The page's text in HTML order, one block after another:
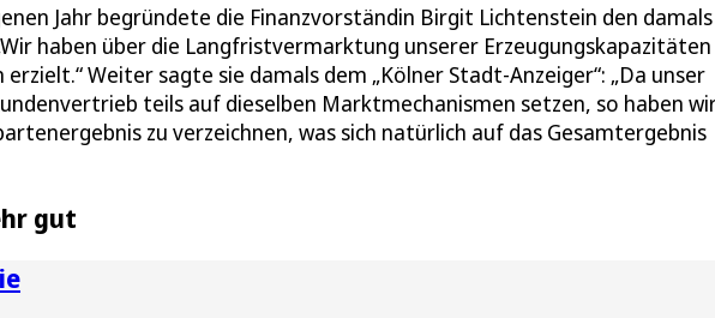
Jahr begründete die Finanzvorständin Birgit Lichtenstein den damals
haben über die Langfristvermarktung unserer Erzeugungskapazitäten
Weiter sagte sie damals dem „Kölner Stadt-Anzeiger“: „Da unser
teils auf dieselben Marktmechanismen setzen, so haben
zu verzeichnen, was sich natürlich auf das Gesamtergebnis
gut